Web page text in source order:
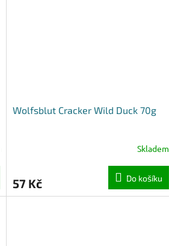
Wolfsblut Cracker Wild Duck 70g
Skladem
57 Kč Do košíku